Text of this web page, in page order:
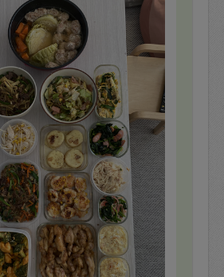
タルソース
ェ
んぺん団子
和え
オイマヨサラダ
ナムル風
せ大根ステーキ
セージのガーリックソテー
マン入りプルコギ
マヨソテー
め
（鶏ひき肉も手作り）
南蛮！！待ってましたとばかりに真
食べました♡手作りタルタルが絶品
がとろっと柔らかく、手作り肉団子も
です！
す！